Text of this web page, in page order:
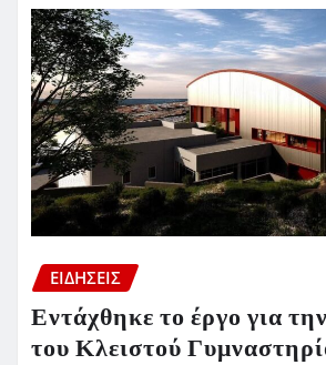
ΕΙΔΗΣΕΙΣ
Εντάχθηκε το έργο για
του Κλειστού